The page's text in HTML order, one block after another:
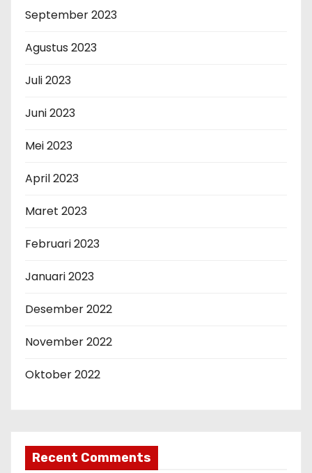
September 2023
Agustus 2023
Juli 2023
Juni 2023
Mei 2023
April 2023
Maret 2023
Februari 2023
Januari 2023
Desember 2022
November 2022
Oktober 2022
Recent Comments